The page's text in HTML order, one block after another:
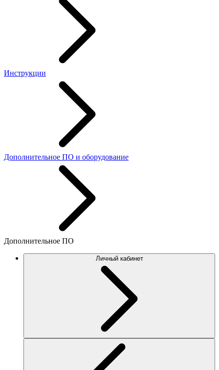
Инструкции
Дополнительное ПО и оборудование
Дополнительное ПО
Личный кабинет